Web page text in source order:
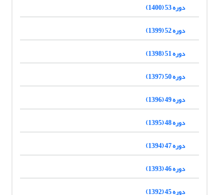
دوره 53 (1400)
دوره 52 (1399)
دوره 51 (1398)
دوره 50 (1397)
دوره 49 (1396)
دوره 48 (1395)
دوره 47 (1394)
دوره 46 (1393)
دوره 45 (1392)